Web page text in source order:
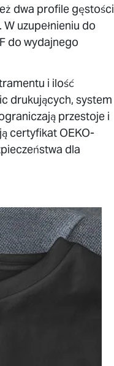
dwa profile gęstości
uzupełnieniu do
do wydajnego
i ilość
drukujących, system
przestoje i
certyfikat OEKO-
dla